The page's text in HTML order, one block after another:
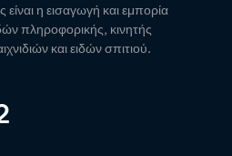
η εισαγωγή και εμπορία
πληροφορικής, κινητής
και ειδών σπιτιού.